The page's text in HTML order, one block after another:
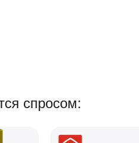
спросом: